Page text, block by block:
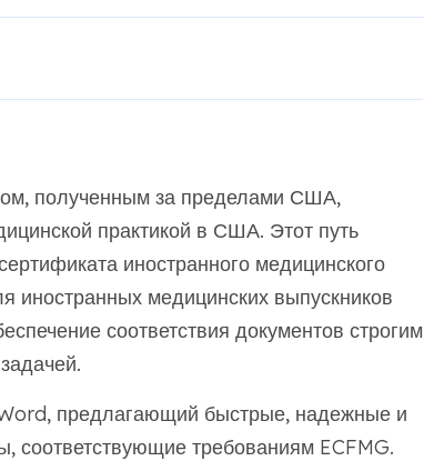
полученным за пределами США,
практикой в США. Этот путь
иностранного медицинского
иностранных медицинских выпускников
соответствия документов строгим
предлагающий быстрые, надежные и
соответствующие требованиям ECFMG.